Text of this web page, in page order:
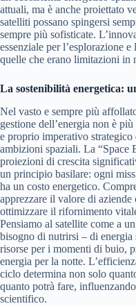
attuali, ma è anche proiettato
satelliti possano spingersi
sempre più sofisticate.
essenziale per l’esplorazione
quelle che erano limitazioni in
La sostenibilità energetica:
Nel vasto e sempre più
gestione dell’energia non è
e proprio imperativo
ambizioni spaziali. La “Space
proiezioni di crescita
un principio basilare: ogni
ha un costo energetico.
apprezzare il valore di
ottimizzare il rifornimento
Pensiamo al satellite come a
bisogno di nutrirsi – di energia
risorse per i momenti di buio,
energia per la notte.
ciclo determina non solo
quanto potrà fare,
scientifico.